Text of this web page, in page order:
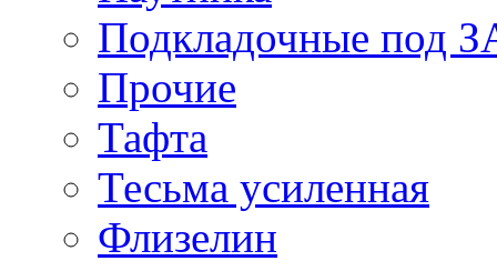
Подкладочные под
Прочие
Тафта
Тесьма усиленная
Флизелин